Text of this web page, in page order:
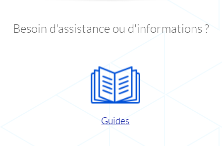
Besoin d'assistance ou d'informations ?
Guides